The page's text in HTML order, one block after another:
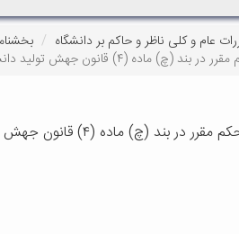
عام و کلی ناظر و حاکم بر دانشگاه